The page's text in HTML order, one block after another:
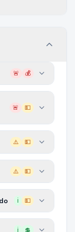
🚨 💰
🚨 💵
⚠️ 💵
⚠️ 💵
ℹ️ 💵
ℹ️ 💲